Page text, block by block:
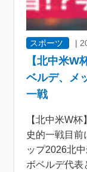
スポーツ |
【北中米W
ベルデ、メ
一戦
【北中米W
史的一戦目前
ップ2026北
ボベルデ代表